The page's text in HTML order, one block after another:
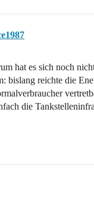
hat es sich noch
bislang reichte die
die